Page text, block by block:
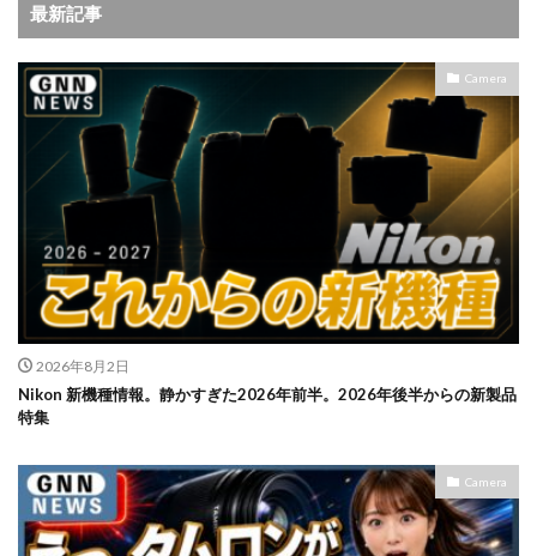
最新記事
Camera
2026年8月2日
Nikon 新機種情報。静かすぎた2026年前半。2026年後半からの新製品
特集
Camera